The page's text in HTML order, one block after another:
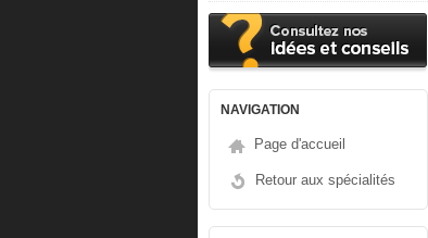
NAVIGATION
Page d'accueil
Retour aux spécialités